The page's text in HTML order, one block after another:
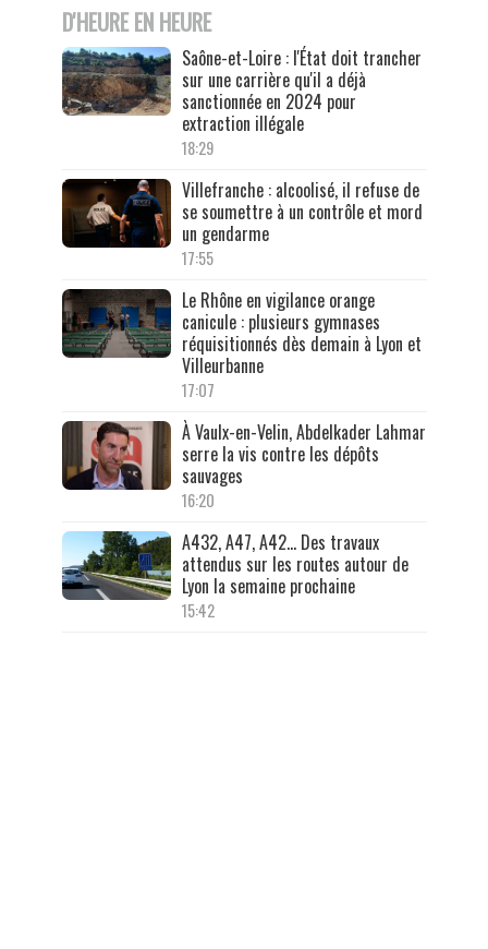
D'HEURE EN HEURE
Saône-et-Loire : l'État doit trancher
sur une carrière qu'il a déjà
sanctionnée en 2024 pour
extraction illégale
18:29
Villefranche : alcoolisé, il refuse de
se soumettre à un contrôle et mord
un gendarme
17:55
Le Rhône en vigilance orange
canicule : plusieurs gymnases
réquisitionnés dès demain à Lyon et
Villeurbanne
17:07
À Vaulx-en-Velin, Abdelkader Lahmar
serre la vis contre les dépôts
sauvages
16:20
A432, A47, A42… Des travaux
attendus sur les routes autour de
Lyon la semaine prochaine
15:42